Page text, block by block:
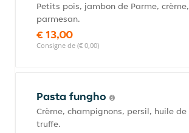
Petits pois, jambon de Parme, crème,
parmesan.
€ 13,00
Consigne de (€ 0,00)
Pasta fungho
Crème, champignons, persil, huile de
truffe.